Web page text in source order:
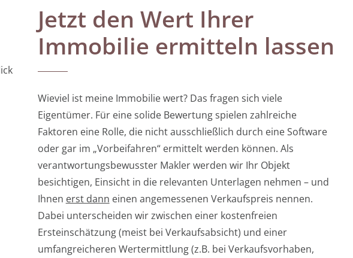
Jetzt den Wert Ihrer
Immobilie ermitteln lassen
Wieviel ist meine Immobilie wert? Das fragen sich viele
Eigentümer. Für eine solide Bewertung spielen zahlreiche
Faktoren eine Rolle, die nicht ausschließlich durch eine Software
oder gar im „Vorbeifahren“ ermittelt werden können. Als
verantwortungsbewusster Makler werden wir Ihr Objekt
besichtigen, Einsicht in die relevanten Unterlagen nehmen – und
Ihnen erst dann einen angemessenen Verkaufspreis nennen.
Dabei unterscheiden wir zwischen einer kostenfreien
Ersteinschätzung (meist bei Verkaufsabsicht) und einer
umfangreicheren Wertermittlung (z.B. bei Verkaufsvorhaben,